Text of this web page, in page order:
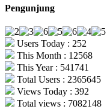
Pengunjung
Users Today : 252
This Month : 12568
This Year : 541741
Total Users : 2365645
Views Today : 392
Total views : 7082148